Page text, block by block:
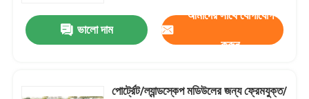
ভালো দাম
আমাদের সাথে যোগাযোগ
করুন
পোর্ট্রেট/ল্যান্ডস্কেপ মডিউলের জন্য ফ্রেমযুক্ত/